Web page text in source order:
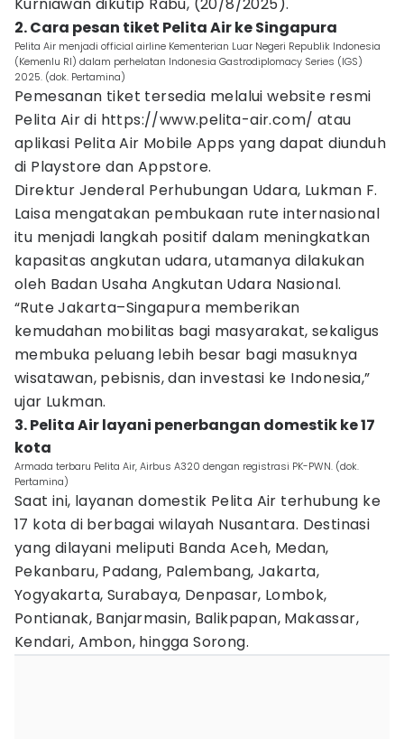
2. Cara pesan tiket Pelita Air ke Singapura
Pelita Air menjadi official airline Kementerian Luar Negeri Republik Indonesia
(Kemenlu RI) dalam perhelatan Indonesia Gastrodiplomacy Series (IGS)
2025. (dok. Pertamina)
Pemesanan tiket tersedia melalui website resmi
Pelita Air di https://www.pelita-air.com/ atau
aplikasi Pelita Air Mobile Apps yang dapat diunduh
di Playstore dan Appstore.
Direktur Jenderal Perhubungan Udara, Lukman F.
Laisa mengatakan pembukaan rute internasional
itu menjadi langkah positif dalam meningkatkan
kapasitas angkutan udara, utamanya dilakukan
oleh Badan Usaha Angkutan Udara Nasional.
“Rute Jakarta–Singapura memberikan
kemudahan mobilitas bagi masyarakat, sekaligus
membuka peluang lebih besar bagi masuknya
wisatawan, pebisnis, dan investasi ke Indonesia,”
ujar Lukman.
3. Pelita Air layani penerbangan domestik ke 17
kota
Armada terbaru Pelita Air, Airbus A320 dengan registrasi PK-PWN. (dok.
Pertamina)
Saat ini, layanan domestik Pelita Air terhubung ke
17 kota di berbagai wilayah Nusantara. Destinasi
yang dilayani meliputi Banda Aceh, Medan,
Pekanbaru, Padang, Palembang, Jakarta,
Yogyakarta, Surabaya, Denpasar, Lombok,
Pontianak, Banjarmasin, Balikpapan, Makassar,
Kendari, Ambon, hingga Sorong.